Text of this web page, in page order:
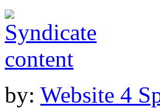
by: Website 4